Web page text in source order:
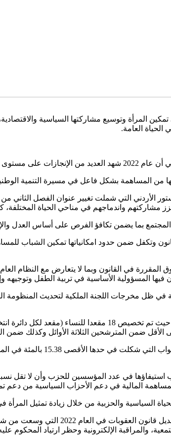
تمكين المرأة وتوسيع مشاركتها السياسية
العامة.
التشريعات.
من المساهمة بشكل فاعل في مسيرة التنمية
القانون وتكفل ضمن حدود امكانياتها تمكين الشباب
في القانون وبما لا يتعارض مع النظام العام
المسؤولية الأساسية في تربية الطفل وتوجيهه
في ظل مخرجات اللجنة الملكية لتحديث
ضمن المترشحين الثلاثة الأوائل وكذلك ضمن
وأشارت إلى أن ذلك
المالية في دعم الأحزاب السياسية من دعم
السياسية والحزبية من خلال زيادة تمثيل المرأة
وأوضحت علي أنه لتسهيل تطبيق